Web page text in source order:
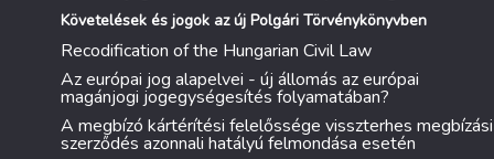
Követelések és jogok az új Polgári Törvénykönyvben
Recodification of the Hungarian Civil Law
Az európai jog alapelvei - új állomás az európai
magánjogi jogegységesítés folyamatában?
A megbízó kártérítési felelőssége visszterhes megbízási
szerződés azonnali hatályú felmondása esetén